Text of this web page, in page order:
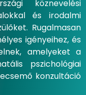
köznevelési
és irodalmi
Rugalmasan
igényeihez, és
amelyeket a
pszichológiai
konzultáció